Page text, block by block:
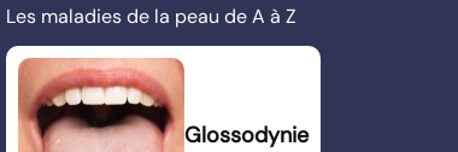
Les maladies de la peau de A à Z
Glossodynie